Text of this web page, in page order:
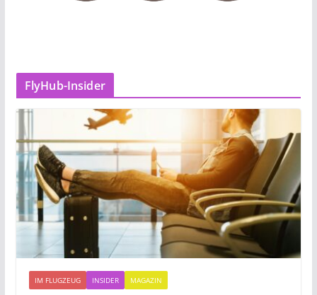
FlyHub-Insider
IM FLUGZEUG INSIDER MAGAZIN